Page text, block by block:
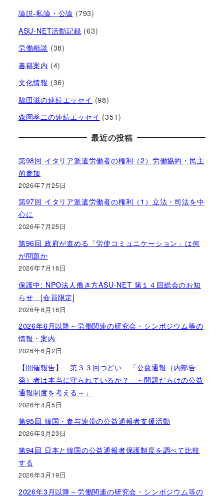
論説-私論・公論 (793)
ASU-NET活動記録 (63)
労働相談 (38)
書籍案内 (4)
文化情報 (36)
脇田滋の連続エッセイ (98)
森岡孝二の連続エッセイ (351)
最近の投稿
第98回 イタリア派遣労働者の権利（2）労働協約・民主
的参加
2026年7月25日
第97回 イタリア派遣労働者の権利（1）立法・司法を中
心に
2026年7月25日
第96回 政府が進める「労使コミュニケーション」は何
が問題か
2026年7月16日
保護中: NPO法人働き方ASU-NET 第１４回総会のお知
らせ [会員限定]
2026年6月16日
2026年6月以降～労働関連の研究会・シンポジウム等の
情報・案内
2026年6月2日
【開催報告】 第３３回つどい 「公益通報（内部告
発）者は本当に守られているか？ ～問題だらけの公益
通報制度を考える～」
2026年4月5日
第95回 韓国・参与連帯の公益通報者支援活動
2026年3月23日
第94回 日本と韓国の公益通報者保護制度を調べて比較
する
2026年3月19日
2026年3月以降～労働関連の研究会・シンポジウム等の